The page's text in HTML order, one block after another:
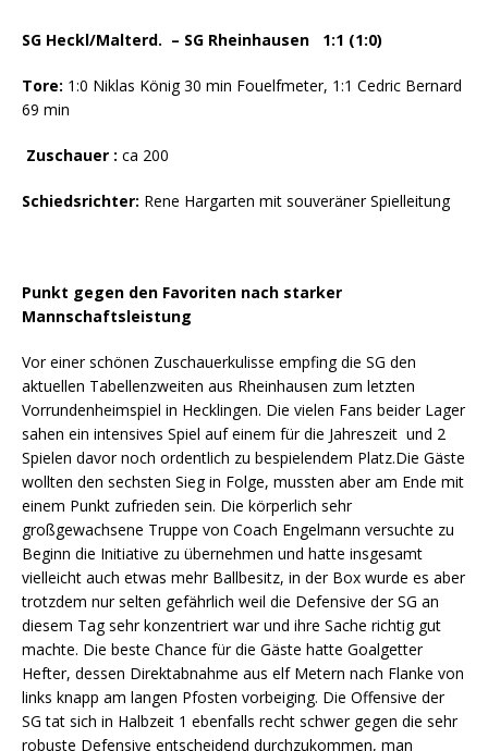
SG Heckl/Malterd. – SG Rheinhausen 1:1 (1:0)
Tore: 1:0 Niklas König 30 min Fouelfmeter, 1:1 Cedric Bernard
69 min
Zuschauer : ca 200
Schiedsrichter: Rene Hargarten mit souveräner Spielleitung
Punkt gegen den Favoriten nach starker
Mannschaftsleistung
Vor einer schönen Zuschauerkulisse empfing die SG den
aktuellen Tabellenzweiten aus Rheinhausen zum letzten
Vorrundenheimspiel in Hecklingen. Die vielen Fans beider Lager
sahen ein intensives Spiel auf einem für die Jahreszeit und 2
Spielen davor noch ordentlich zu bespielendem Platz.Die Gäste
wollten den sechsten Sieg in Folge, mussten aber am Ende mit
einem Punkt zufrieden sein. Die körperlich sehr
großgewachsene Truppe von Coach Engelmann versuchte zu
Beginn die Initiative zu übernehmen und hatte insgesamt
vielleicht auch etwas mehr Ballbesitz, in der Box wurde es aber
trotzdem nur selten gefährlich weil die Defensive der SG an
diesem Tag sehr konzentriert war und ihre Sache richtig gut
machte. Die beste Chance für die Gäste hatte Goalgetter
Hefter, dessen Direktabnahme aus elf Metern nach Flanke von
links knapp am langen Pfosten vorbeiging. Die Offensive der
SG tat sich in Halbzeit 1 ebenfalls recht schwer gegen die sehr
robuste Defensive entscheidend durchzukommen, man